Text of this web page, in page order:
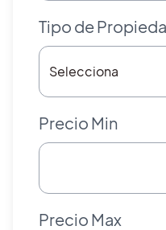
Tipo de
Precio Min
Precio Max